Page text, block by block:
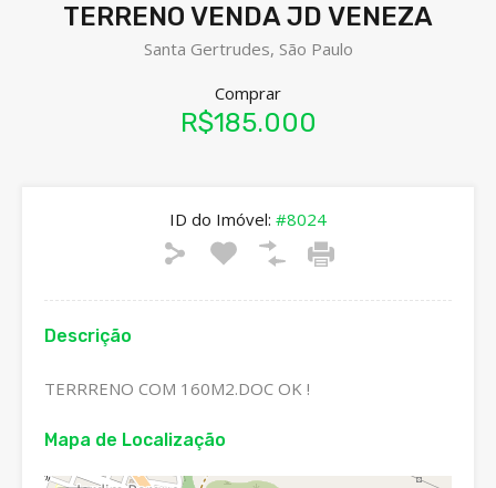
TERRENO VENDA JD VENEZA
Santa Gertrudes, São Paulo
Comprar
R$185.000
ID do Imóvel: #8024
Descrição
TERRRENO COM 160M2.DOC OK !
Mapa de Localização